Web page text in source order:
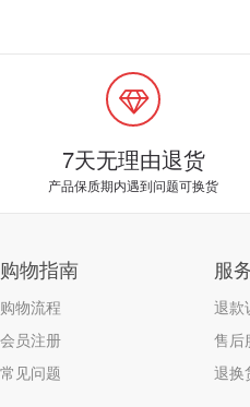
7天无理由退货
产品保质期内遇到问题可换货
购物指南
购物流程
会员注册
常见问题
服
退款
售后
退换